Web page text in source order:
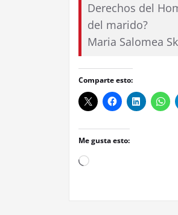
Derechos del
del marido?
Maria Salomea
Comparte esto:
Me gusta esto:
Cargando...